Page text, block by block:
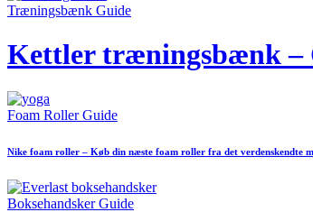
Træningsbænk Guide
Kettler træningsbænk –
Foam Roller Guide
Nike foam roller – Køb din næste foam roller fra det verdenskendte
Boksehandsker Guide